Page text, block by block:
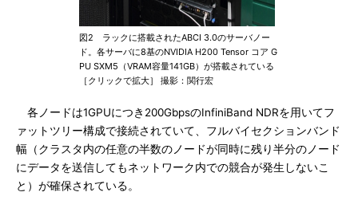
図2 ラックに搭載されたABCI 3.0のサーバノー
ド。各サーバに8基のNVIDIA H200 Tensor コア G
PU SXM5（VRAM容量141GB）が搭載されている
［クリックで拡大］ 撮影：関行宏
各ノードは1GPUにつき200GbpsのInfiniBand NDRを用いてフ
ァットツリー構成で接続されていて、フルバイセクションバンド
幅（クラスタ内の任意の半数のノードが同時に残り半分のノード
にデータを送信してもネットワーク内での競合が発生しないこ
と）が確保されている。